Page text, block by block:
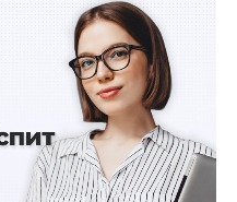
до Мінекономіки
систему
своє майно без